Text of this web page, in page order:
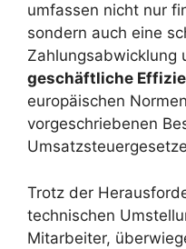
umfassen nicht nur
sondern auch eine
Zahlungsabwicklung
geschäftliche
europäischen
vorgeschriebenen
Trotz der
technischen
Mitarbeiter,